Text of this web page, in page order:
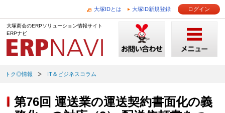
大塚IDとは 大塚ID新規登録 ログイン
大塚商会のERPソリューション情報サイト
ERPナビ
トク◎情報 IT＆ビジネスコラム
第76回 運送業の運送契約書面化の義